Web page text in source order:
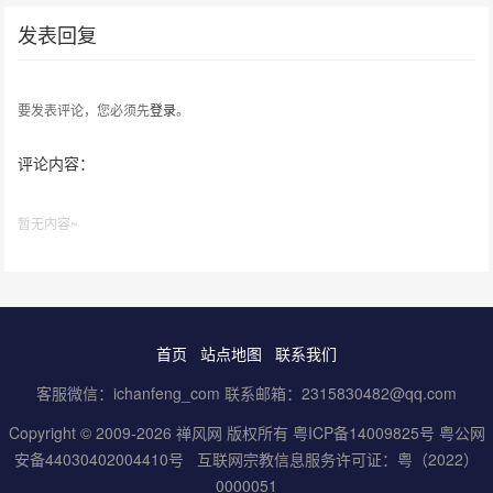
发表回复
要发表评论，您必须先登录。
评论内容：
暂无内容~
首页 站点地图
联系我们
客服微信：ichanfeng_com 联系邮箱：2315830482@qq.com
Copyright © 2009-2026 禅风网 版权所有 粤ICP备14009825号 粤公网
安备44030402004410号
互联网宗教信息服务许可证：粤（2022）
0000051